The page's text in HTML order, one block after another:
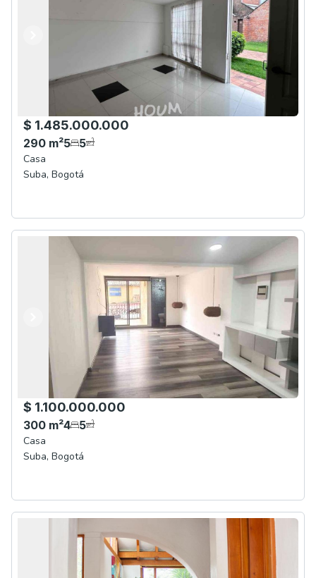
$ 1.485.000.000
290 m²5 5
Casa
Suba, Bogotá
$ 1.100.000.000
300 m²4 5
Casa
Suba, Bogotá